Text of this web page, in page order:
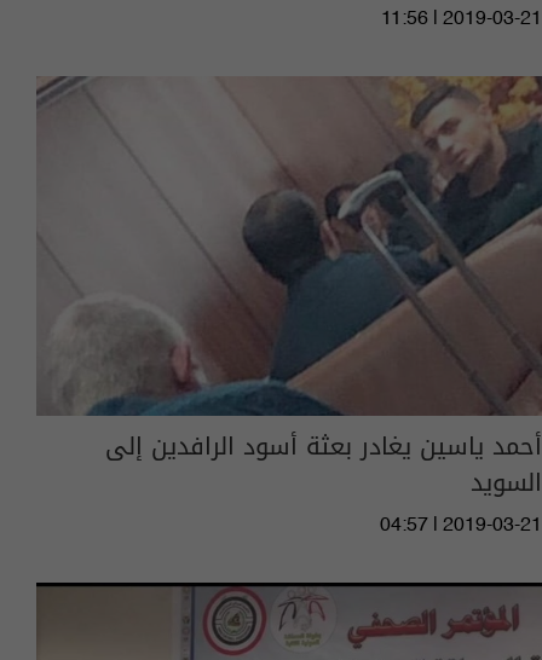
11:56 | 2019-03-21
أحمد ياسين يغادر بعثة أسود الرافدين إلى
السويد
04:57 | 2019-03-21